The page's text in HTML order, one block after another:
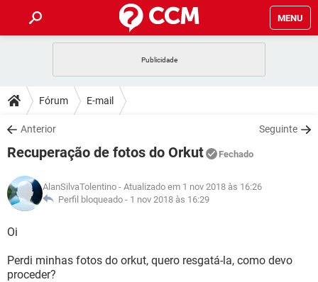
MENU
CELULAR
OUTLOOK
INSTAGRAM GMAIL
GUIA DE COMPRAS
DICAS
JOGOS
INSTAGRAM GMAIL
GUIA DE COMPRAS
DOWNLOADS
JOGOS WHATSAPP
CELULAR
OUTLOOK EXCEL
INSTAGRAM
FÓRUM
JOGOS WHATSAPP
CELULAR
OUTLOOK
INSTAGRAM GMAIL
GLOSSÁRIO
JOGOS
OUTLOOK
Fórum E-mail
Anterior Seguinte
Recuperação de fotos do Orkut Fechado
AlanSilvaTolentino - Atualizado em 1 nov 2018 às 16:26
Perfil bloqueado - 1 nov 2018 às 16:29
Oi
Perdi minhas fotos do orkut, quero resgatá-la, como devo
proceder?